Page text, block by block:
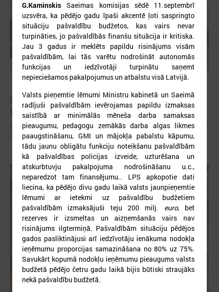
LPS: Interaktīvā karte vienkopus parāda plašu un
detalizētu informāciju par skolu tīklu Latvijā
LPS: Interaktīvā karte vienkopus parāda plašu un detalizētu informāciju
par skolu tīklu Latvijā
G.Kaminskis Saeimas komisijas sēdē 11.septembrī
uzsvēra, ka pēdējo gadu īpaši akcentē ļoti saspringto
situāciju pašvaldību budžetos, kas vairs nevar
turpināties, jo pašvaldībās finanšu situācija ir kritiska.
Jau 3 gadus ir meklēts papildu risinājums visām
pašvaldībām, lai tās varētu nodrošināt autonomās
funkcijas un iedzīvotāji turpinātu saņemt
nepieciešamos pakalpojumus un atbalstu visā Latvijā.
Valsts pieņemtie lēmumi Ministru kabinetā un Saeimā
radījuši pašvaldībām ievērojamas papildu izmaksas
saistībā ar minimālās mēneša darba samaksas
pieaugumu, pedagogu zemākās darba algas likmes
paaugstināšanu, GMI un mājokļa pabalstu kāpumu,
tādu jaunu obligātu funkciju noteikšanu pašvaldībām
kā pašvaldības policijas izveide, uzturēšana un
atskurbtuvju pakalpojuma nodrošināšanu u.c.,
neparedzot tam finansējumu.. LPS apkopotie dati
liecina, ka pēdējo divu gadu laikā valsts jaunpieņemtie
lēmumi ar ietekmi uz pašvaldību budžetiem
pašvaldībām izmaksājuši teju 200 milj. euro, bet
rezerves ir izsmeltas un aizņemšanās vairs nav
risinājums ilgtermiņā. Pašvaldībām situāciju pēdējos
gados pasliktinājusi arī iedzīvotāju ienākuma nodokļa
ieņēmumu proporcijas samazināšana no 80% uz 75%.
Savukārt kopumā nodokļu ieņēmumu pieaugums valsts
budžetā pēdējo četru gadu laikā bijis būtiski straujāks
nekā pašvaldību budžetā.